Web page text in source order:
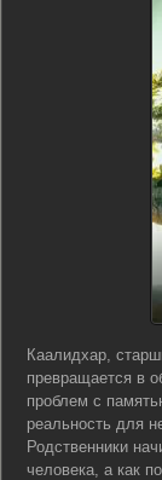
Каалидхар,
превращается в
проблем с
реальность для
Родственники
человека, а как